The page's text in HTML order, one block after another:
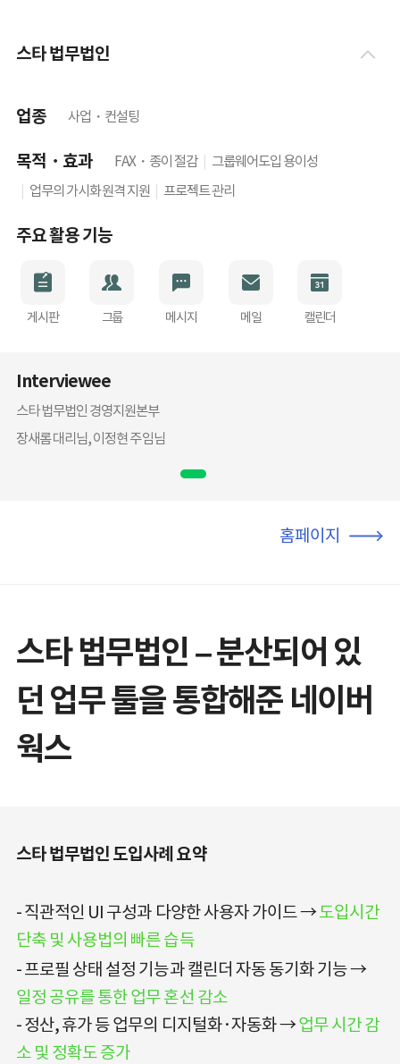
스타 법무법인
업종 사업・컨설팅
목적・효과 FAX・종이 절감 그룹웨어도입 용이성
업무의 가시화원격 지원 프로젝트 관리
주요 활용 기능
게시판 그룹 메시지 메일 캘린더
Interviewee
스타 법무법인 경영지원본부
장새롬 대리님, 이정현 주임님
홈페이지
스타 법무법인 – 분산되어 있
던 업무 툴을 통합해준 네이버
웍스
스타 법무법인 도입사례 요약
직관적인 UI 구성과 다양한 사용자 가이드 →도입시간
단축 및 사용법의 빠른 습득
프로필 상태 설정 기능과 캘린더 자동 동기화 기능 →
일정 공유를 통한 업무 혼선 감소
정산, 휴가 등 업무의 디지털화·자동화 →업무 시간 감
소 및 정확도 증가